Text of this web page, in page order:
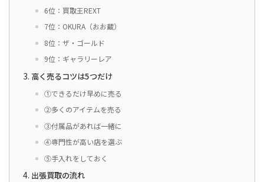
6位：買取王REXT
7位：OKURA（おお蔵）
8位：ザ・ゴールド
9位：ギャラリーレア
高く売るコツは5つだけ
①できるだけ早めに売る
②多くのアイテムを売る
③付属品があれば一緒に
④専門性が高い店を選ぶ
⑤手入れをしておく
出張買取の流れ